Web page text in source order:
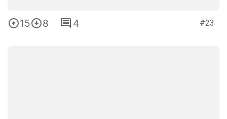
15 8 4 #23